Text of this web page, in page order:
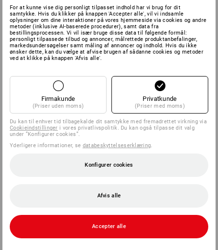
For at kunne vise dig personligt tilpasset indhold har vi brug for dit
samtykke. Hvis du klikker på knappen 'Accepter alle', vil vi indsamle
oplysninger om dine interaktioner på vores hjemmeside via cookies og andre
metoder (inklusive AI-baserede procedurer), samt data fra
bestillingsprocessen. Vi vil især bruge disse data til følgende formål:
personligt tilpassede tilbud og annoncer, målrettede produktanbefalinger,
markedsundersøgelser samt måling af annoncer og indhold. Hvis du ikke
ønsker dette, kan du vælge at afvise brugen af sådanne cookies og metoder
ved at klikke på knappen 'Afvis alle'.
Firmakunde
(Priser uden moms)
Privatkunde
(Priser med moms)
Du kan til enhver tid tilbagekalde dit samtykke med fremadrettet virkning via
Cookieindstillinger i vores privatlivspolitik. Du kan også tilpasse dit valg
under ”Konfigurer cookies”.
Yderligere informationer, se databeskyttelseserklæring
Konfigurer cookies
Afvis alle
Accepter alle